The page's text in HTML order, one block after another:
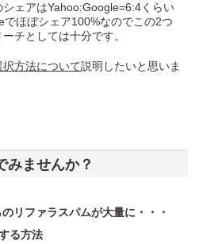
ェアはYahoo:Google=6:4くらい
ほぼシェア100%なのでこの2つ
チとしては十分です。
方法について説明したいと思いま
みませんか？
ファラスパムが大量に・・・
る方法